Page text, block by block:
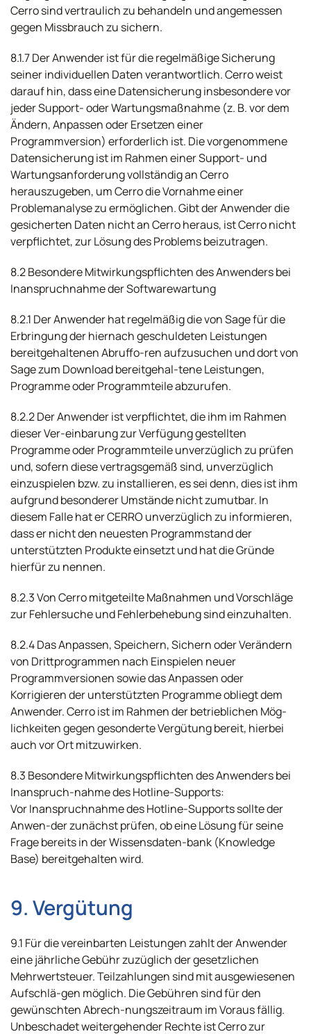
Cerro sind vertraulich zu behandeln und angemessen
gegen Missbrauch zu sichern.
8.1.7 Der Anwender ist für die regelmäßige Sicherung
seiner individuellen Daten verantwortlich. Cerro weist
darauf hin, dass eine Datensicherung insbesondere vor
jeder Support- oder Wartungsmaßnahme (z. B. vor dem
Ändern, Anpassen oder Ersetzen einer
Programmversion) erforderlich ist. Die vorgenommene
Datensicherung ist im Rahmen einer Support- und
Wartungsanforderung vollständig an Cerro
herauszugeben, um Cerro die Vornahme einer
Problemanalyse zu ermöglichen. Gibt der Anwender die
gesicherten Daten nicht an Cerro heraus, ist Cerro nicht
verpflichtet, zur Lösung des Problems beizutragen.
8.2 Besondere Mitwirkungspflichten des Anwenders bei
Inanspruchnahme der Softwarewartung
8.2.1 Der Anwender hat regelmäßig die von Sage für die
Erbringung der hiernach geschuldeten Leistungen
bereitgehaltenen Abruffo-ren aufzusuchen und dort von
Sage zum Download bereitgehal-tene Leistungen,
Programme oder Programmteile abzurufen.
8.2.2 Der Anwender ist verpflichtet, die ihm im Rahmen
dieser Ver-einbarung zur Verfügung gestellten
Programme oder Programmteile unverzüglich zu prüfen
und, sofern diese vertragsgemäß sind, unverzüglich
einzuspielen bzw. zu installieren, es sei denn, dies ist ihm
aufgrund besonderer Umstände nicht zumutbar. In
diesem Falle hat er CERRO unverzüglich zu informieren,
dass er nicht den neuesten Programmstand der
unterstützten Produkte einsetzt und hat die Gründe
hierfür zu nennen.
8.2.3 Von Cerro mitgeteilte Maßnahmen und Vorschläge
zur Fehlersuche und Fehlerbehebung sind einzuhalten.
8.2.4 Das Anpassen, Speichern, Sichern oder Verändern
von Drittprogrammen nach Einspielen neuer
Programmversionen sowie das Anpassen oder
Korrigieren der unterstützten Programme obliegt dem
Anwender. Cerro ist im Rahmen der betrieblichen Mög-
lichkeiten gegen gesonderte Vergütung bereit, hierbei
auch vor Ort mitzuwirken.
8.3 Besondere Mitwirkungspflichten des Anwenders bei
Inanspruch-nahme des Hotline-Supports:
Vor Inanspruchnahme des Hotline-Supports sollte der
Anwen-der zunächst prüfen, ob eine Lösung für seine
Frage bereits in der Wissensdaten-bank (Knowledge
Base) bereitgehalten wird.
9. Vergütung
9.1 Für die vereinbarten Leistungen zahlt der Anwender
eine jährliche Gebühr zuzüglich der gesetzlichen
Mehrwertsteuer. Teilzahlungen sind mit ausgewiesenen
Aufschlä-gen möglich. Die Gebühren sind für den
gewünschten Abrech-nungszeitraum im Voraus fällig.
Unbeschadet weitergehender Rechte ist Cerro zur